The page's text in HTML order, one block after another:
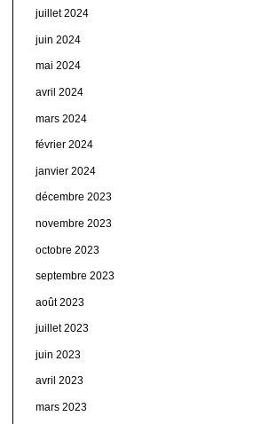
juillet 2024
juin 2024
mai 2024
avril 2024
mars 2024
février 2024
janvier 2024
décembre 2023
novembre 2023
octobre 2023
septembre 2023
août 2023
juillet 2023
juin 2023
avril 2023
mars 2023